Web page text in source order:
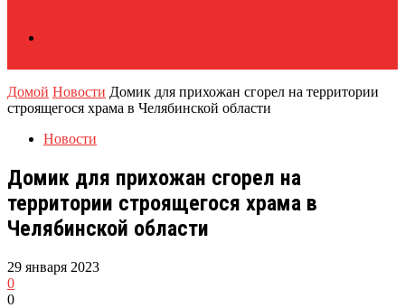
Домой Новости Домик для прихожан сгорел на территории
строящегося храма в Челябинской области
Новости
Домик для прихожан сгорел на
территории строящегося храма в
Челябинской области
29 января 2023
0
0